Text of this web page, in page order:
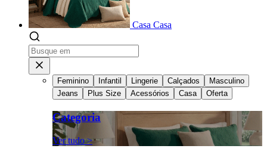
Casa Casa
Feminino Infantil Lingerie Calçados
Masculino
Jeans
Plus Size Acessórios Casa Oferta
Categoria
Ver tudo >